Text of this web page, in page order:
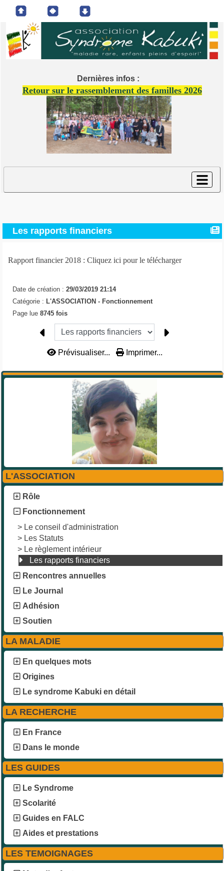
Dernières infos :
Retour sur le rassemblement des familles 2026
L'ASSOCIATION
Rôle
Fonctionnement
> Le conseil d'administration
> Les Statuts
> Le règlement intérieur
Les rapports financiers
Rencontres annuelles
Le Journal
Adhésion
Soutien
LA MALADIE
En quelques mots
Origines
Le syndrome Kabuki en détail
LA RECHERCHE
En France
Dans le monde
LES GUIDES
Le Syndrome
Scolarité
Guides en FALC
Aides et prestations
LES TEMOIGNAGES
Les rapports financiers
Rapport financier 2018 : Cliquez ici pour le télécharger
Date de création : 29/03/2019 21:14
Catégorie : L'ASSOCIATION - Fonctionnement
Page lue 8745 fois
Prévisualiser... Imprimer...